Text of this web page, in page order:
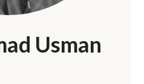
Usman